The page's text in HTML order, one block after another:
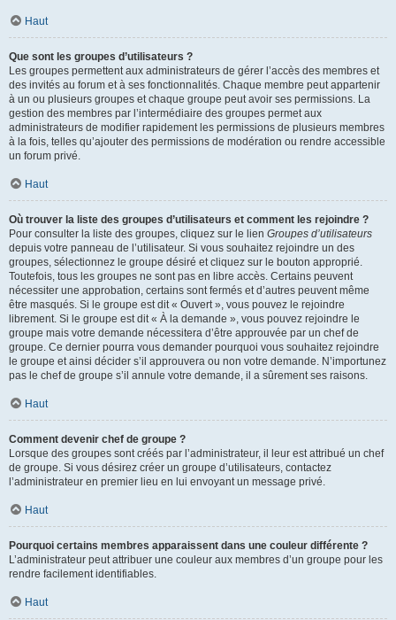
Haut
Que sont les groupes d’utilisateurs ?
Les groupes permettent aux administrateurs de gérer l’accès des membres et
des invités au forum et à ses fonctionnalités. Chaque membre peut appartenir
à un ou plusieurs groupes et chaque groupe peut avoir ses permissions. La
gestion des membres par l’intermédiaire des groupes permet aux
administrateurs de modifier rapidement les permissions de plusieurs membres
à la fois, telles qu’ajouter des permissions de modération ou rendre accessible
un forum privé.
Haut
Où trouver la liste des groupes d’utilisateurs et comment les rejoindre ?
Pour consulter la liste des groupes, cliquez sur le lien Groupes d’utilisateurs
depuis votre panneau de l’utilisateur. Si vous souhaitez rejoindre un des
groupes, sélectionnez le groupe désiré et cliquez sur le bouton approprié.
Toutefois, tous les groupes ne sont pas en libre accès. Certains peuvent
nécessiter une approbation, certains sont fermés et d’autres peuvent même
être masqués. Si le groupe est dit « Ouvert », vous pouvez le rejoindre
librement. Si le groupe est dit « À la demande », vous pouvez rejoindre le
groupe mais votre demande nécessitera d’être approuvée par un chef de
groupe. Ce dernier pourra vous demander pourquoi vous souhaitez rejoindre
le groupe et ainsi décider s’il approuvera ou non votre demande. N’importunez
pas le chef de groupe s’il annule votre demande, il a sûrement ses raisons.
Haut
Comment devenir chef de groupe ?
Lorsque des groupes sont créés par l’administrateur, il leur est attribué un chef
de groupe. Si vous désirez créer un groupe d’utilisateurs, contactez
l’administrateur en premier lieu en lui envoyant un message privé.
Haut
Pourquoi certains membres apparaissent dans une couleur différente ?
L’administrateur peut attribuer une couleur aux membres d’un groupe pour les
rendre facilement identifiables.
Haut